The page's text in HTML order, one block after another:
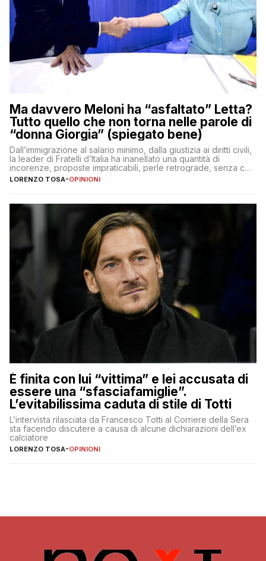
Ma davvero Meloni ha “asfaltato” Letta?
Tutto quello che non torna nelle parole di
“donna Giorgia” (spiegato bene)
Dall’immigrazione al salario minimo, dalla giustizia ai diritti civili,
la leader di Fratelli d’Italia ha inanellato una quantità di
incorenze, proposte impraticabili, perle retrograde, senza che
nessuno – a destra come a sinistra – glielo abbia fatto notare
LORENZO TOSA-OPINIONI
È finita con lui “vittima” e lei accusata di
essere una “sfasciafamiglie”.
L’evitabilissima caduta di stile di Totti
L’intervista rilasciata da Francesco Totti al Corriere della Sera
sta facendo discutere a causa di alcune dichiarazioni dell’ex
calciatore
LORENZO TOSA-OPINIONI